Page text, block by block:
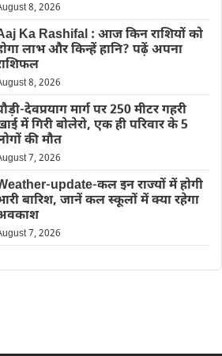
8, 2026
Ka Rashifal : आज किन राशियों को
लाभ और किन्हें हानि? पढ़ें अपना
8, 2026
देवप्रयाग मार्ग पर 250 मीटर गहरी
में गिरी बोलेरो, एक ही परिवार के 5
की मौत
7, 2026
update-कल इन राज्यों में होगी
बारिश, जानें कल स्कूलों में क्या रहेगा
7, 2026